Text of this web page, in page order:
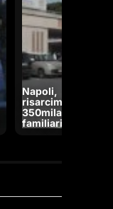
Napoli,
risarcimento da
350mila euro ai
familiari per…